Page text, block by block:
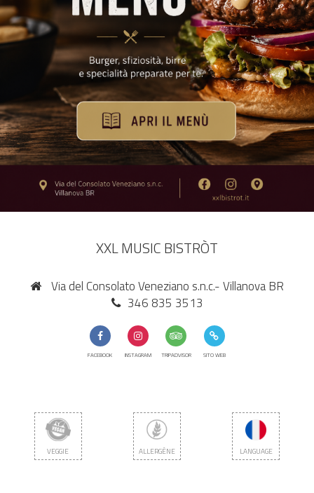
XXL MUSIC BISTRÒT
Via del Consolato Veneziano s.n.c.- Villanova BR
346 835 3513
FACEBOOK INSTAGRAM TRIPADVISOR SITO WEB
VEGGIE ALLERGÈNE LANGUAGE